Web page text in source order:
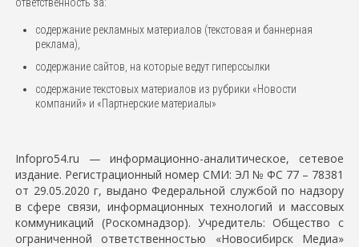
содержание рекламных материалов (текстовая и баннерная
реклама),
содержание сайтов, на которые ведут гиперссылки
содержание текстовых материалов из рубрики «Новости
компаний» и «Партнерские материалы»
Infopro54.ru — информационно-аналитическое, сетевое
издание. Регистрационный номер СМИ: ЭЛ № ФС 77 – 78381
от 29.05.2020 г, выдано Федеральной службой по надзору
в сфере связи, информационных технологий и массовых
коммуникаций (Роскомнадзор). Учредитель: Общество с
ограниченной ответственностью «Новосибирск Медиа»